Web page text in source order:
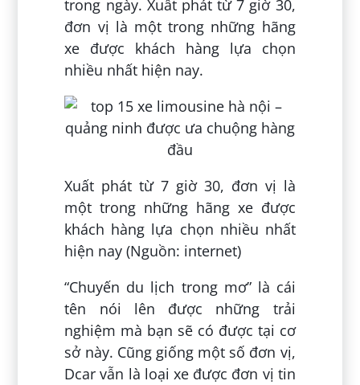
trong ngày. Xuất phát từ 7 giờ 30,
đơn vị là một trong những hãng
xe được khách hàng lựa chọn
nhiều nhất hiện nay.
Xuất phát từ 7 giờ 30, đơn vị là
một trong những hãng xe được
khách hàng lựa chọn nhiều nhất
hiện nay (Nguồn: internet)
“Chuyến du lịch trong mơ” là cái
tên nói lên được những trải
nghiệm mà bạn sẽ có được tại cơ
sở này. Cũng giống một số đơn vị,
Dcar vẫn là loại xe được đơn vị tin